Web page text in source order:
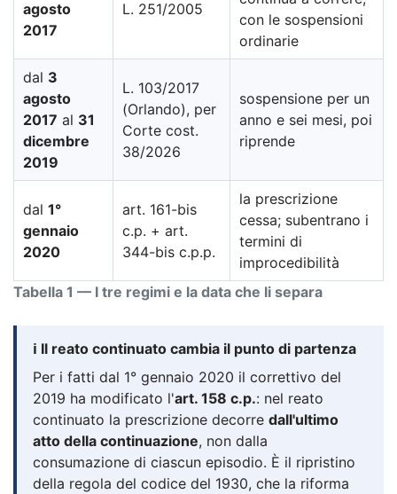
Tabella 1 — I tre regimi e la data che li separa
agosto
2017
L. 251/2005
con le sospensioni
ordinarie
dal 3
agosto
2017 al 31
dicembre
2019
L. 103/2017
(Orlando), per
Corte cost.
38/2026
sospensione per un
anno e sei mesi, poi
riprende
dal 1°
gennaio
2020
art. 161-bis
c.p. + art.
344-bis c.p.p.
la prescrizione
cessa; subentrano i
termini di
improcedibilità
ℹ️ Il reato continuato cambia il punto di partenza
Per i fatti dal 1° gennaio 2020 il correttivo del
2019 ha modificato l'art. 158 c.p.: nel reato
continuato la prescrizione decorre dall'ultimo
atto della continuazione, non dalla
consumazione di ciascun episodio. È il ripristino
della regola del codice del 1930, che la riforma